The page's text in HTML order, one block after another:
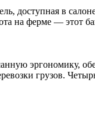
доступная в
на ферме — этот
эргономику,
грузов.